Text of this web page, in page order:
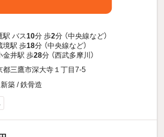
駅 バス10分 歩2分 （中央線など）
境駅 歩18分 （中央線など）
金井駅 歩28分 （西武多摩川）
都三鷹市深大寺１丁目7-5
築 / 鉄骨造